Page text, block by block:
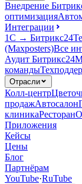
Внедрение
оптимизация
Интеграции
1С → Битрикс24
(Maxposters)Все
Аудит Битрикс24
команды
Отрасли
Колл-центр
продажАвтосалон
клиникаРесторан
Приложения
Кейсы
Цены
Блог
Партнёрам
YouTube·RuTube